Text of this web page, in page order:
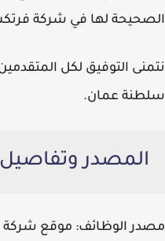
الصحيحة لها في شركة
نتمنى التوفيق لكل
سلطنة عمان.
المصدر
مصدر الوظائف: موقع شركة